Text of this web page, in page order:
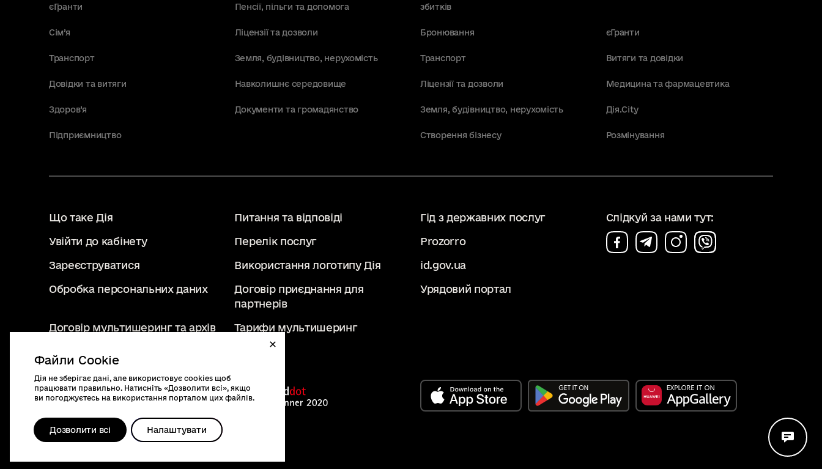
Файли Cookie
Дія не зберігає дані, але використовує cookies щоб
працювати правильно. Натисніть «Дозволити всі», якщо
ви погоджуєтесь на використання порталом цих файлів.
Дозволити всі Налаштувати
єГранти Пенсії, пільги та допомога
Сім’я Ліцензії та дозволи
Транспорт Земля, будівництво, нерухомість
Довідки та витяги Навколишнє середовище
Здоров’я Документи та громадянство
Підприємництво
збитків
Бронювання єГранти
Транспорт Витяги та довідки
Ліцензії та дозволи Медицина та фармацевтика
Земля, будівництво, нерухомість Дія.City
Створення бізнесу Розмінування
Що таке Дія Питання та відповіді Гід з державних послуг
Увійти до кабінету Перелік послуг Prozorro
Зареєструватися Використання логотипу Дія id.gov.ua
Обробка персональних даних
Договір приєднання для
партнерів
Урядовий портал
Договір мультишеринг та архів Тарифи мультишеринг
Слідкуй за нами тут:
diia.gov.ua
2019 - 2026. Всі права